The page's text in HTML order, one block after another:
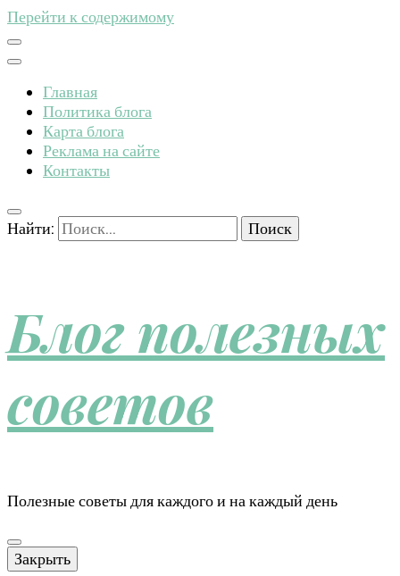
Перейти к содержимому
Главная
Политика блога
Карта блога
Реклама на сайте
Контакты
Найти:
Блог полезных
советов
Полезные советы для каждого и на каждый день
Закрыть